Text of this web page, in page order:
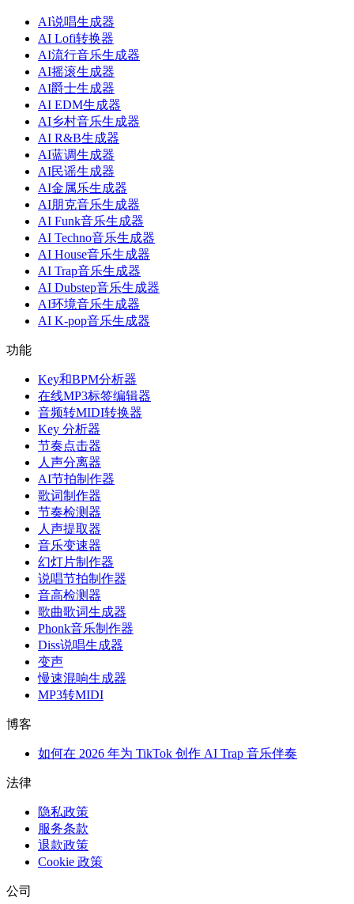
AI说唱生成器
AI Lofi转换器
AI流行音乐生成器
AI摇滚生成器
AI爵士生成器
AI EDM生成器
AI乡村音乐生成器
AI R&B生成器
AI蓝调生成器
AI民谣生成器
AI金属乐生成器
AI朋克音乐生成器
AI Funk音乐生成器
AI Techno音乐生成器
AI House音乐生成器
AI Trap音乐生成器
AI Dubstep音乐生成器
AI环境音乐生成器
AI K-pop音乐生成器
功能
Key和BPM分析器
在线MP3标签编辑器
音频转MIDI转换器
Key 分析器
节奏点击器
人声分离器
AI节拍制作器
歌词制作器
节奏检测器
人声提取器
音乐变速器
幻灯片制作器
说唱节拍制作器
音高检测器
歌曲歌词生成器
Phonk音乐制作器
Diss说唱生成器
变声
慢速混响生成器
MP3转MIDI
博客
如何在 2026 年为 TikTok 创作 AI Trap 音乐伴奏
法律
隐私政策
服务条款
退款政策
Cookie 政策
公司